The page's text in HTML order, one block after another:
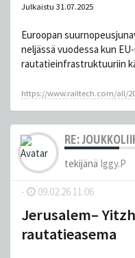
Julkaistu 31.07.2025
Euroopan
neljässä vuodessa kun
rautatieinfrastruktuuriin
https://www.railtech.com/all/
RE:
tekijänä Iggy.P
- 09.02.26 11:06
Jerusalem–
rautatieasema